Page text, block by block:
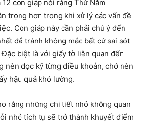
con giáp nói rằng Thứ Năm
trọng hơn trong khi xử lý các vấn đề
Con giáp này cần phải chú ý đến
để tránh không mắc bất cứ sai sót
biệt là với giấy tờ liên quan đến
nên đọc kỹ từng điều khoản, chớ nên
hậu quả khó lường.
rằng những chi tiết nhỏ không quan
nhỏ tích tụ sẽ trở thành khuyết điểm